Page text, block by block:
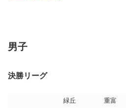
男子
決勝リーグ
緑丘 重富